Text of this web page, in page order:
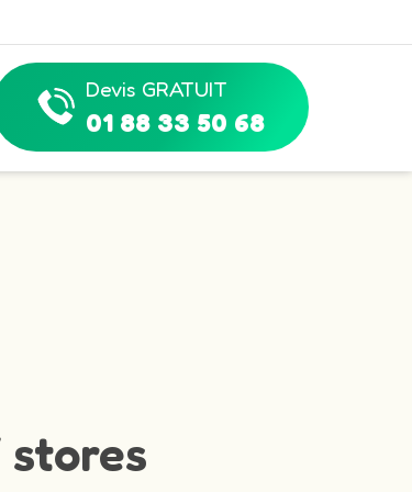
Devis GRATUIT
01 88 33 50 68